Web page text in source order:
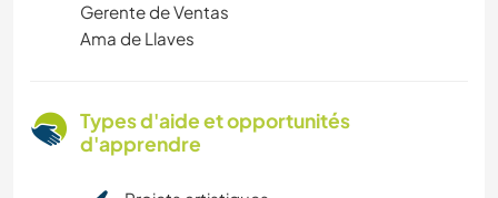
Gerente de Ventas
Ama de Llaves
Types d'aide et opportunités
d'apprendre